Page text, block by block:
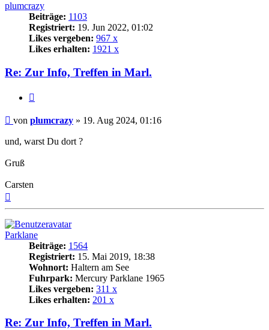
plumcrazy
Beiträge: 1103
Registriert: 19. Jun 2022, 01:02
Likes vergeben: 967 x
Likes erhalten: 1921 x
Re: Zur Info, Treffen in Marl.
Beitrag
von plumcrazy » 19. Aug 2024, 01:16
und, warst Du dort ?
Gruß
Carsten
Parklane
Beiträge: 1564
Registriert: 15. Mai 2019, 18:38
Wohnort: Haltern am See
Fuhrpark: Mercury Parklane 1965
Likes vergeben: 311 x
Likes erhalten: 201 x
Re: Zur Info, Treffen in Marl.